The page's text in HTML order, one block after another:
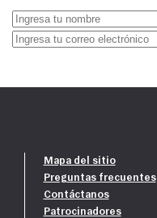
Mapa del sitio
Preguntas frecuentes
Contáctanos
Patrocinadores